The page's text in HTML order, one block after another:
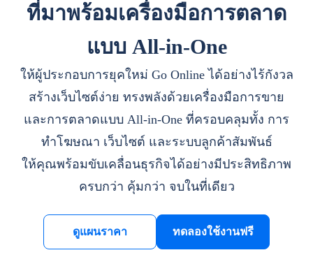
ที่มาพร้อมเครื่องมือการตลาด
แบบ All-in-One
ให้ผู้ประกอบการยุคใหม่ Go Online ได้อย่างไร้กังวล
สร้างเว็บไซต์ง่าย ทรงพลังด้วยเครื่องมือการขาย
และการตลาดแบบ All-in-One ที่ครอบคลุมทั้ง การ
ทำโฆษณา เว็บไซต์ และระบบลูกค้าสัมพันธ์
ให้คุณพร้อมขับเคลื่อนธุรกิจได้อย่างมีประสิทธิภาพ
ครบกว่า คุ้มกว่า จบในที่เดียว
ดูแผนราคา ทดลองใช้งานฟรี